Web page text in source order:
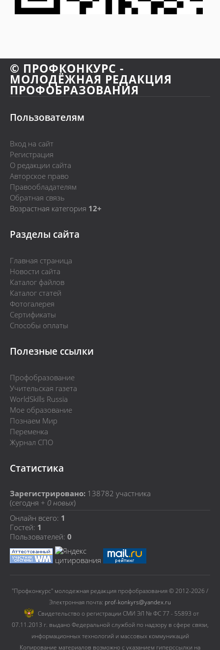
© ПРОФКОНКУРС -
МОЛОДЁЖНАЯ РЕДАКЦИЯ
ПРОФОБРАЗОВАНИЯ
Пользователям
Вход на сайт
Регистрация
О редакции сайта
Авторское право
Правообладателям
Обратная связь
Возрастная категория 12+
Разделы сайта
Главная страница
Новости сайта
Каталог файлов
Каталог статей
Фотогалерея
Сертификаты
Способы оплаты
Полезные ссылки
Профобразование
Учительская газета
WorldSkills Russia
Мое образование
Познаем Мир
Переменка
Журнал СПО
Статистика
Зарегистрировано: 138782 участника
(сегодня + 0 новых)
Онлайн всего: 1
Гостей: 1
Пользователей: 0
"Профконкурс" молодежная редакция профобразования © 2012-2026 /
Электронная почта: prof-konkyrs@yandex.ru
Cвидетельство о регистрации СМИ ЭЛ № ФС 77 - 55893 от
07.11.2013 г. выдано Федеральной службой по надзору в сфере связи,
информационных технологий и массовых коммуникаций
Копирование материалов возможно с указанием гиперссылки на